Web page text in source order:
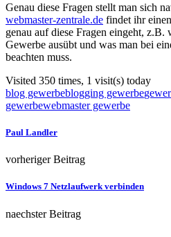
Genau diese Fragen stellt man sich
webmaster-zentrale.de findet ihr
genau auf diese Fragen eingeht, z.B.
Gewerbe ausübt und was man bei
beachten muss.
Visited 350 times, 1 visit(s) today
blog gewerbeblogging gewerbe
gewerbewebmaster gewerbe
Paul Landler
vorheriger Beitrag
Windows 7 Netzlaufwerk verbinden
naechster Beitrag